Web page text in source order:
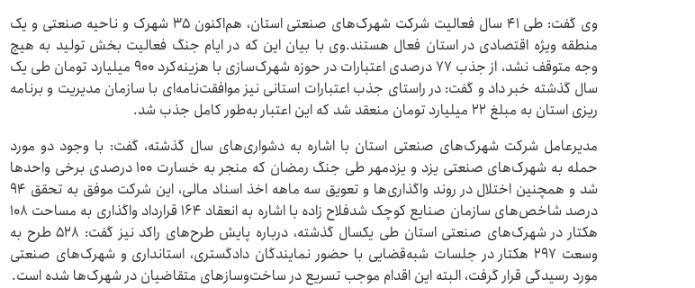
وی گفت: طی ۴۱ سال فعالیت شرکت شهرک‌های صنعتی استان، هم‌اکنون ۳۵ شهرک و ناحیه صنعتی و یک
منطقه ویژه اقتصادی در استان فعال هستند.وی با بیان این که در ایام جنگ فعالیت بخش تولید به هیچ
وجه متوقف نشد، از جذب ۷۷ درصدی اعتبارات در حوزه شهرک‌سازی با هزینه‌کرد ۹۰۰ میلیارد تومان طی یک
سال گذشته خبر داد و گفت: در راستای جذب اعتبارات استانی نیز موافقت‌نامه‌ای با سازمان مدیریت و برنامه
ریزی استان به مبلغ ۲۲ میلیارد تومان منعقد شد که این اعتبار به‌طور کامل جذب شد.
مدیرعامل شرکت شهرک‌های صنعتی استان با اشاره به دشواری‌های سال گذشته، گفت: با وجود دو مورد
حمله به شهرک‌های صنعتی یزد و یزدمهر طی جنگ رمضان که منجر به خسارت ۱۰۰ درصدی برخی واحدها
شد و همچنین اختلال در روند واگذاری‌ها و تعویق سه ماهه اخذ اسناد مالی، این شرکت موفق به تحقق ۹۴
درصد شاخص‌های سازمان صنایع کوچک شدفلاح زاده با اشاره به انعقاد ۱۶۴ قرارداد واگذاری به مساحت ۱۰۸
هکتار در شهرک‌های صنعتی استان طی یکسال گذشته، درباره پایش طرح‌های راکد نیز گفت: ۵۲۸ طرح به
وسعت ۲۹۷ هکتار در جلسات شبه‌قضایی با حضور نمایندگان دادگستری، استانداری و شهرک‌های صنعتی
مورد رسیدگی قرار گرفت، البته این اقدام موجب تسریع در ساخت‌وسازهای متقاضیان در شهرک‌ها شده است.